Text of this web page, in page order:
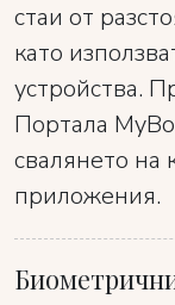
стаи от
като
устройства.
Портала
свалянето на
приложения.